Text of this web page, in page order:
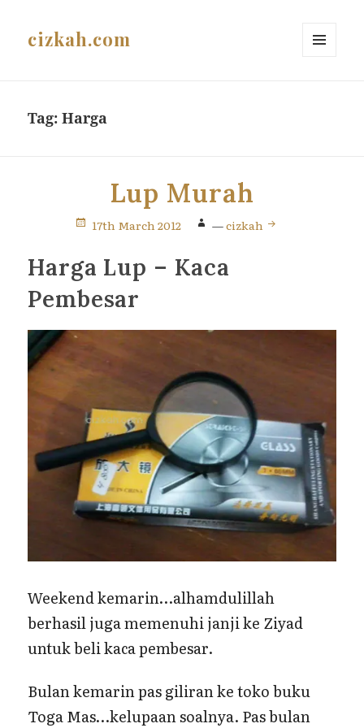
cizkah.com
Tag:Harga
Lup Murah
17th March 2012 —cizkah
Harga Lup – Kaca
Pembesar
Weekend kemarin…alhamdulillah
berhasil juga memenuhi janji ke Ziyad
untuk beli kaca pembesar.
Bulan kemarin pas giliran ke toko buku
Toga Mas…kelupaan soalnya. Pas bulan